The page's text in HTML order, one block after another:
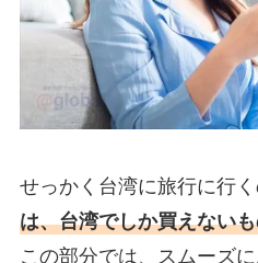
せっかく台湾に旅行に行く
は、台湾でしか買えない
この部分では、スムーズ